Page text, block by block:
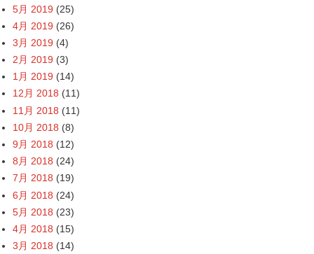
5月 2019 (25)
4月 2019 (26)
3月 2019 (4)
2月 2019 (3)
1月 2019 (14)
12月 2018 (11)
11月 2018 (11)
10月 2018 (8)
9月 2018 (12)
8月 2018 (24)
7月 2018 (19)
6月 2018 (24)
5月 2018 (23)
4月 2018 (15)
3月 2018 (14)